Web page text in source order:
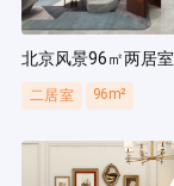
二居室 96m²